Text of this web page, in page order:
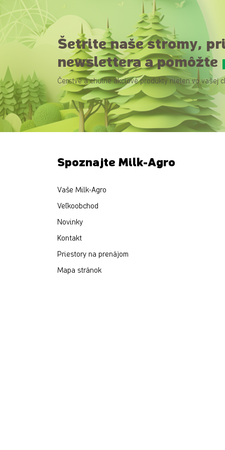
Šetrite naše stromy,
newslettera a pomôžte
Čerstvé a chutné akciové produkty nielen vo vašej
Spoznajte Milk-Agro
Vaše Milk-Agro
Veľkoobchod
Novinky
Kontakt
Priestory na prenájom
Mapa stránok